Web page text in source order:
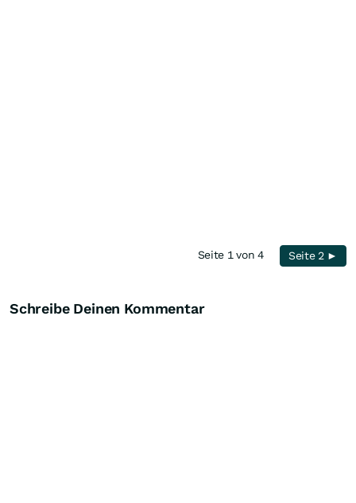
Seite 1 von 4 Seite 2 ►
Schreibe Deinen Kommentar